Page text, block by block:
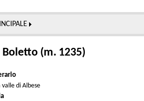
(m. 1235)
di Albese